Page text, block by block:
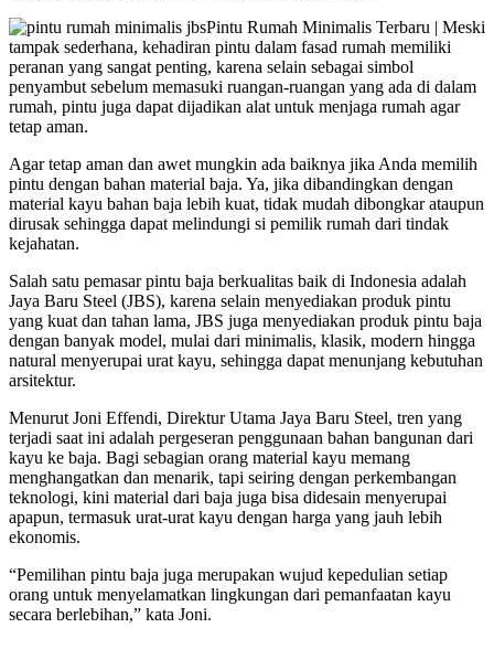
Pintu Rumah Minimalis Terbaru | Meski
tampak sederhana, kehadiran pintu dalam fasad rumah memiliki
peranan yang sangat penting, karena selain sebagai simbol
penyambut sebelum memasuki ruangan-ruangan yang ada di dalam
rumah, pintu juga dapat dijadikan alat untuk menjaga rumah agar
tetap aman.
Agar tetap aman dan awet mungkin ada baiknya jika Anda memilih
pintu dengan bahan material baja. Ya, jika dibandingkan dengan
material kayu bahan baja lebih kuat, tidak mudah dibongkar ataupun
dirusak sehingga dapat melindungi si pemilik rumah dari tindak
kejahatan.
Salah satu pemasar pintu baja berkualitas baik di Indonesia adalah
Jaya Baru Steel (JBS), karena selain menyediakan produk pintu
yang kuat dan tahan lama, JBS juga menyediakan produk pintu baja
dengan banyak model, mulai dari minimalis, klasik, modern hingga
natural menyerupai urat kayu, sehingga dapat menunjang kebutuhan
arsitektur.
Menurut Joni Effendi, Direktur Utama Jaya Baru Steel, tren yang
terjadi saat ini adalah pergeseran penggunaan bahan bangunan dari
kayu ke baja. Bagi sebagian orang material kayu memang
menghangatkan dan menarik, tapi seiring dengan perkembangan
teknologi, kini material dari baja juga bisa didesain menyerupai
apapun, termasuk urat-urat kayu dengan harga yang jauh lebih
ekonomis.
“Pemilihan pintu baja juga merupakan wujud kepedulian setiap
orang untuk menyelamatkan lingkungan dari pemanfaatan kayu
secara berlebihan,” kata Joni.